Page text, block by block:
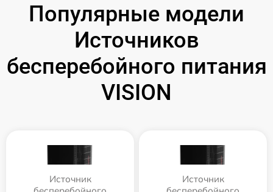
Популярные модели
Источников
бесперебойного питания
VISION
Источник
Источник